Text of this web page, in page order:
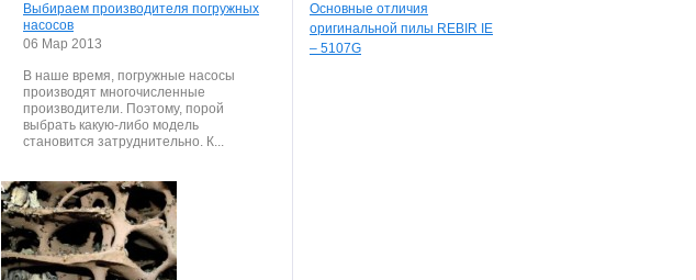
Выбираем производителя погружных
насосов
06 Мар 2013
В наше время, погружные насосы
производят многочисленные
производители. Поэтому, порой
выбрать какую-либо модель
становится затруднительно. К...
Основные отличия
оригинальной пилы REBIR IE
– 5107G